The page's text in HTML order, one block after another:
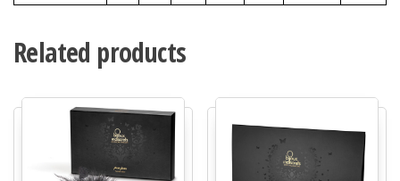
Related products